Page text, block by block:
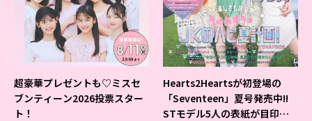
超豪華プレゼントも♡ミスセ
ブンティーン2026投票スター
ト！
Hearts2Heartsが初登場の
「Seventeen」夏号発売中!!
STモデル5人の表紙が目印だ